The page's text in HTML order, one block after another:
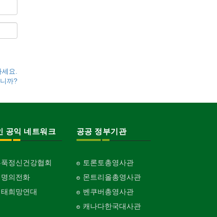
요.
까?
공익 네트워크
정신건강협회
의전화
희망연대
공공 정부기관
토론토총영사관
몬트리올총영사관
벤쿠버총영사관
캐나다한국대사관